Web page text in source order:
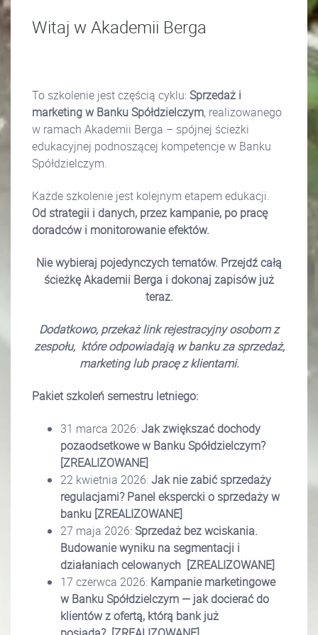
Witaj w Akademii Berga
To szkolenie jest częścią cyklu:Sprzedaż i
marketing w Banku Spółdzielczym, realizowanego
w ramach Akademii Berga – spójnej ścieżki
edukacyjnej podnoszącej kompetencje w Banku
Spółdzielczym.
Każde szkolenie jest kolejnym etapem edukacji.
Od strategii i danych, przez kampanie, po pracę
doradców i monitorowanie efektów.
Nie wybieraj pojedynczych tematów. Przejdź całą
ścieżkę Akademii Berga i dokonaj zapisów już
teraz.
Dodatkowo, przekaż link rejestracyjny osobom z
zespołu, które odpowiadają w banku za sprzedaż,
marketing lub pracę z klientami.
Pakiet szkoleń semestru letniego:
31 marca 2026:Jak zwiększać dochody
pozaodsetkowe w Banku Spółdzielczym?
[ZREALIZOWANE]
22 kwietnia 2026:Jak nie zabić sprzedaży
regulacjami? Panel ekspercki o sprzedaży w
banku [ZREALIZOWANE]
27 maja 2026:Sprzedaż bez wciskania.
Budowanie wyniku na segmentacji i
działaniach celowanych [ZREALIZOWANE]
17 czerwca 2026: Kampanie marketingowe
w Banku Spółdzielczym — jak docierać do
klientów z ofertą, którą bank już